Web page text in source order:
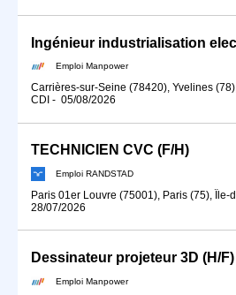
Ingénieur industrialisation
Emploi Manpower
Carrières-sur-Seine (78420), Yvelines
CDI - 05/08/2026
TECHNICIEN CVC (F/H)
Emploi RANDSTAD
Paris 01er Louvre (75001), Paris (75), Île-
28/07/2026
Dessinateur projeteur 3D (H/F)
Emploi Manpower